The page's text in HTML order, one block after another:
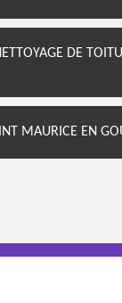
DE
MAURICE EN